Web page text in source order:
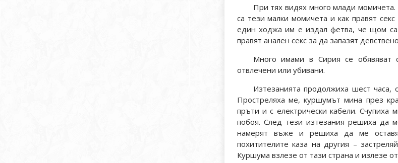
При тях видях много млади
са тези малки момичета и как правят
един ходжа им е издал фетва, че щом са
правят анален секс за да запазят
Много имами в Сирия се обявяват
отвлечени или убивани.
Изтезанията продолжиха шест часа,
Простреляха ме, куршумът мина през
пръти и с електрически кабели.
побоя. След тези изтезания решиха да
намерят въже и решиха да ме
похитителите каза на другия –
Куршума взлезе от тази страна и излезе